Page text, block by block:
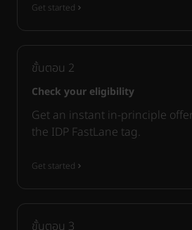
Get started
ขั้นตอน 2
Check your eligibility
Get an instant in-principle
the IDP FastLane tag.
Get started
ขั้นตอน 3